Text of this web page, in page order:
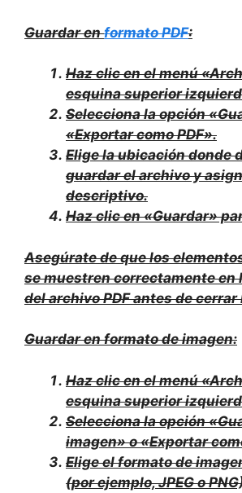
Guardar enformato PDF:
Haz clic en el menú
esquina superior
Selecciona la opción
«Exportar como PDF».
Elige la ubicación donde
guardar el archivo y
descriptivo.
Haz clic en «Guardar»
Asegúrate de que los
se muestren correctamente en
del archivo PDF antes de
Guardar en formato de imagen:
Haz clic en el menú
esquina superior
Selecciona la opción
imagen» o «Exportar
Elige el formato de
(por ejemplo, JPEG o